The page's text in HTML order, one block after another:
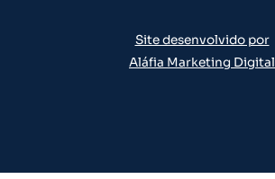
Site desenvolvido por
Aláfia Marketing Digital